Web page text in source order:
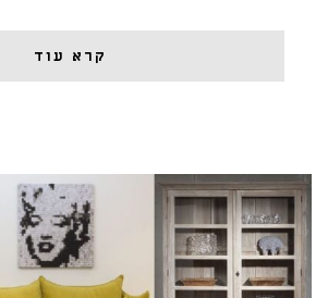
קרא עוד